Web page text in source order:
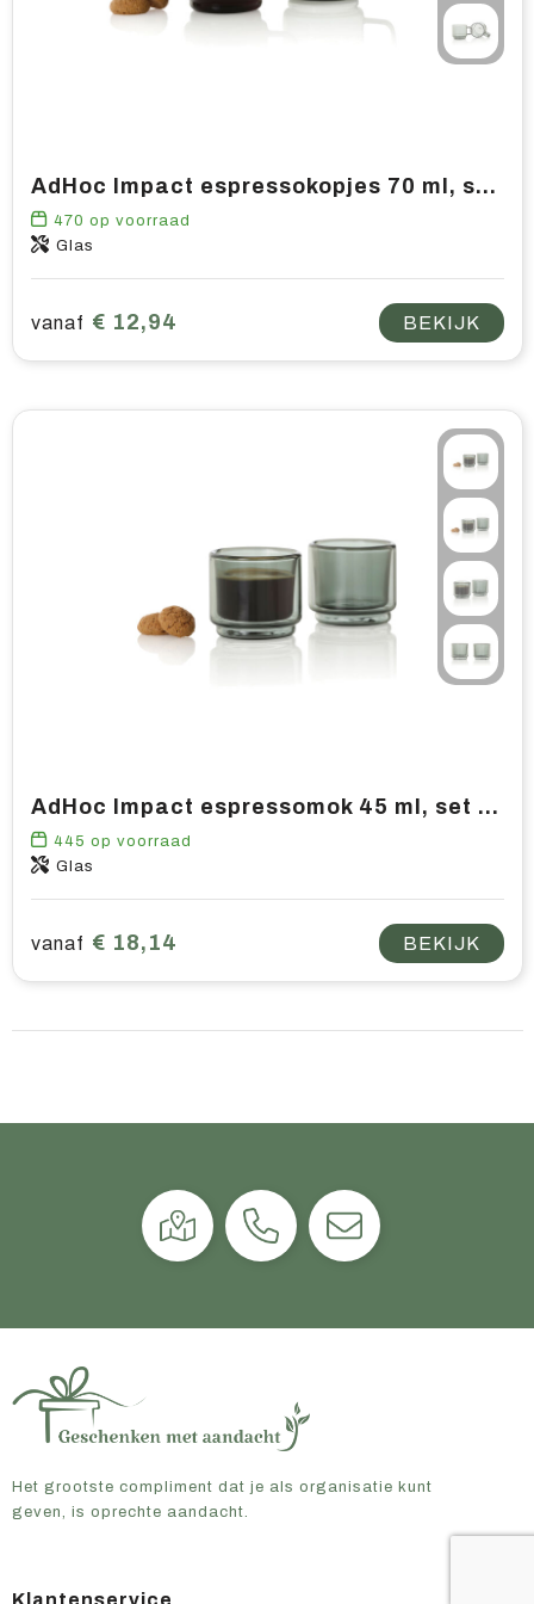
Overige relatiegeschenken
AdHoc Impact espressokopjes 70 ml, set van 2 stuks
470 op voorraad
Glas
vanaf € 12,94 BEKIJK
AdHoc Impact espressomok 45 ml, set van 2 stuks
445 op voorraad
Glas
vanaf € 18,14 BEKIJK
Het grootste compliment dat je als organisatie kunt
geven, is oprechte aandacht.